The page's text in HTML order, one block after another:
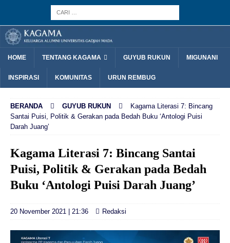
HOME TENTANG KAGAMA GUYUB RUKUN MIGUNANI
INSPIRASI KOMUNITAS URUN REMBUG
BERANDA GUYUB RUKUN
Kagama Literasi 7: Bincang
Santai Puisi, Politik & Gerakan pada Bedah Buku ‘Antologi Puisi
Darah Juang’
Kagama Literasi 7: Bincang Santai
Puisi, Politik & Gerakan pada Bedah
Buku ‘Antologi Puisi Darah Juang’
20 November 2021 | 21:36 Redaksi